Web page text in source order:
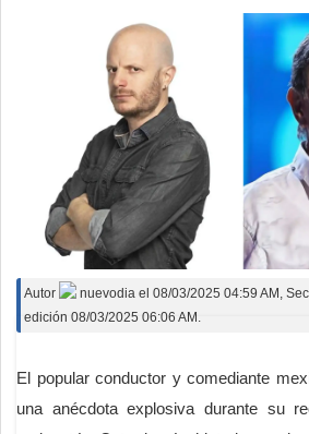
Autor nuevodia el 08/03/2025 04:59 AM ,
edición 08/03/2025 06:06 AM.
El popular conductor y comediante
una anécdota explosiva durante su